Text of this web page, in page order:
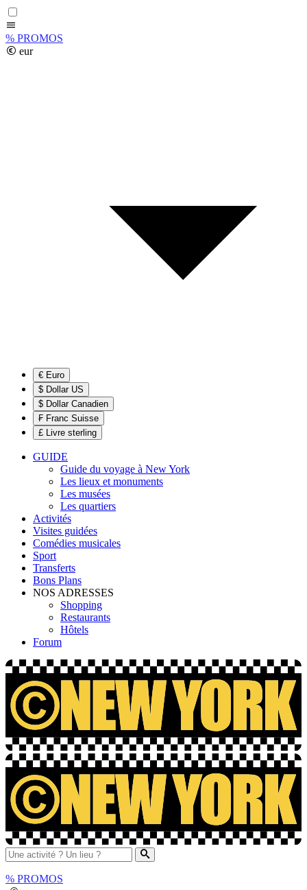
% PROMOS
eur
€ Euro
$ Dollar US
$ Dollar Canadien
₣ Franc Suisse
£ Livre sterling
GUIDE
Guide du voyage à New York
Les lieux et monuments
Les musées
Les quartiers
Activités
Visites guidées
Comédies musicales
Sport
Transferts
Bons Plans
NOS ADRESSES
Shopping
Restaurants
Hôtels
Forum
% PROMOS